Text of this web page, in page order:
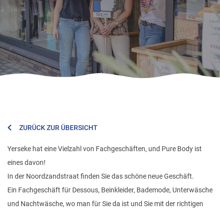
ZURÜCK ZUR ÜBERSICHT
Yerseke hat eine Vielzahl von Fachgeschäften, und Pure Body ist
eines davon!
In der Noordzandstraat finden Sie das schöne neue Geschäft.
Ein Fachgeschäft für Dessous, Beinkleider, Bademode, Unterwäsche
und Nachtwäsche, wo man für Sie da ist und Sie mit der richtigen